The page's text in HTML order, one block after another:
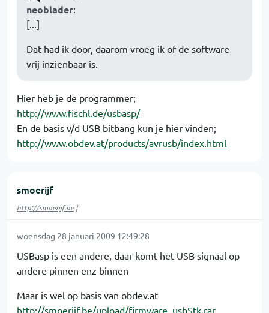
neoblader:
[...]
Dat had ik door, daarom vroeg ik of de software
vrij inzienbaar is.
Hier heb je de programmer;
http://www.fischl.de/usbasp/
En de basis v/d USB bitbang kun je hier vinden;
http://www.obdev.at/products/avrusb/index.html
smoerijf
http://smoerijf.be|
woensdag 28 januari 2009 12:49:28
USBasp is een andere, daar komt het USB signaal op
andere pinnen enz binnen
Maar is wel op basis van obdev.at
http://smoerijf.be/upload/firmware_usbStk.rar